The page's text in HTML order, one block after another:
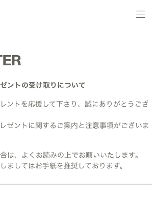
ントの受け取りについて
ントを応援して下さり、誠にありがとうござ
ゼントに関するご案内と注意事項がございま
は、よくお読みの上でお願いいたします。
ましてはお手紙を推奨しております。